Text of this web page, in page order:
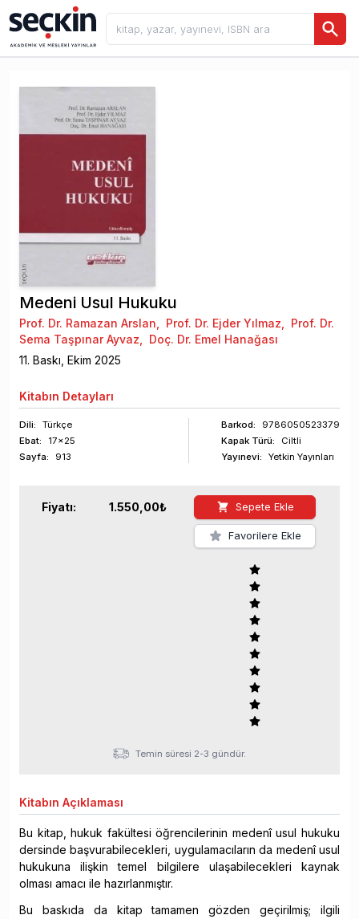
Medeni Usul Hukuku
Prof. Dr. Ramazan Arslan, Prof. Dr. Ejder Yılmaz, Prof. Dr.
Sema Taşpınar Ayvaz, Doç. Dr. Emel Hanağası
11. Baskı, Ekim 2025
Kitabın Detayları
Dili:
Türkçe
Ebat:
17x25
Sayfa: 913
Barkod:
9786050523379
Kapak Türü:
Ciltli
Yayınevi:
Yetkin Yayınları
Fiyatı: 1.550,00₺ Sepete Ekle
Favorilere Ekle
Temin süresi 2-3 gündür.
Kitabın Açıklaması
Bu kitap, hukuk fakültesi öğrencilerinin medenî usul hukuku
dersinde başvurabilecekleri, uygulamacıların da medenî usul
hukukuna ilişkin temel bilgilere ulaşabilecekleri kaynak
olması amacı ile hazırlanmıştır.
Bu baskıda da kitap tamamen gözden geçirilmiş; ilgili